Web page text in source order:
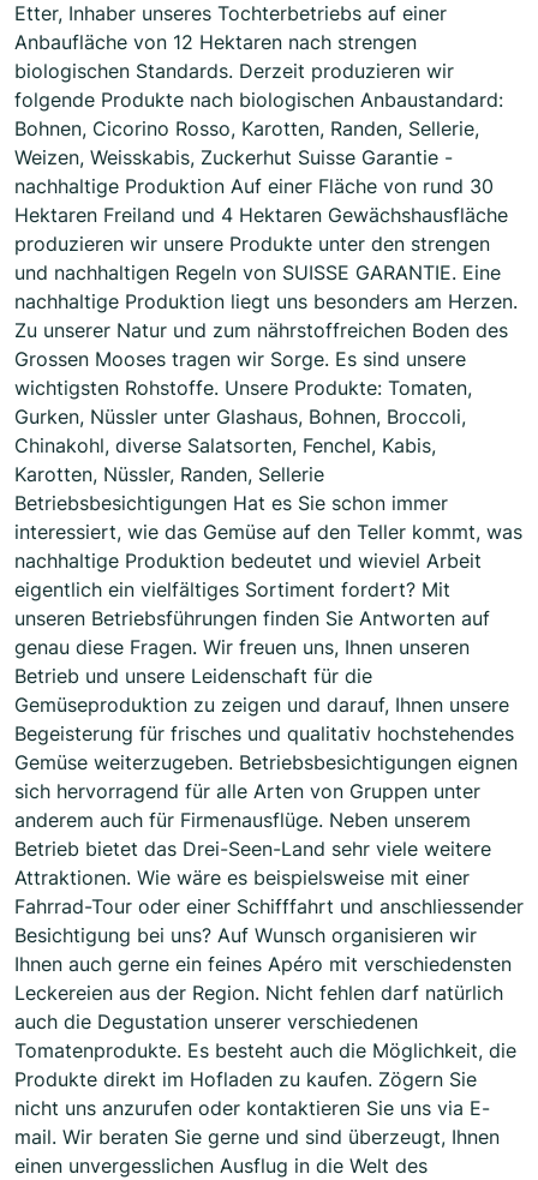
Etter, Inhaber unseres Tochterbetriebs auf einer
Anbaufläche von 12 Hektaren nach strengen
biologischen Standards. Derzeit produzieren wir
folgende Produkte nach biologischen Anbaustandard:
Bohnen, Cicorino Rosso, Karotten, Randen, Sellerie,
Weizen, Weisskabis, Zuckerhut Suisse Garantie -
nachhaltige Produktion Auf einer Fläche von rund 30
Hektaren Freiland und 4 Hektaren Gewächshausfläche
produzieren wir unsere Produkte unter den strengen
und nachhaltigen Regeln von SUISSE GARANTIE. Eine
nachhaltige Produktion liegt uns besonders am Herzen.
Zu unserer Natur und zum nährstoffreichen Boden des
Grossen Mooses tragen wir Sorge. Es sind unsere
wichtigsten Rohstoffe. Unsere Produkte: Tomaten,
Gurken, Nüssler unter Glashaus, Bohnen, Broccoli,
Chinakohl, diverse Salatsorten, Fenchel, Kabis,
Karotten, Nüssler, Randen, Sellerie
Betriebsbesichtigungen Hat es Sie schon immer
interessiert, wie das Gemüse auf den Teller kommt, was
nachhaltige Produktion bedeutet und wieviel Arbeit
eigentlich ein vielfältiges Sortiment fordert? Mit
unseren Betriebsführungen finden Sie Antworten auf
genau diese Fragen. Wir freuen uns, Ihnen unseren
Betrieb und unsere Leidenschaft für die
Gemüseproduktion zu zeigen und darauf, Ihnen unsere
Begeisterung für frisches und qualitativ hochstehendes
Gemüse weiterzugeben. Betriebsbesichtigungen eignen
sich hervorragend für alle Arten von Gruppen unter
anderem auch für Firmenausflüge. Neben unserem
Betrieb bietet das Drei-Seen-Land sehr viele weitere
Attraktionen. Wie wäre es beispielsweise mit einer
Fahrrad-Tour oder einer Schifffahrt und anschliessender
Besichtigung bei uns? Auf Wunsch organisieren wir
Ihnen auch gerne ein feines Apéro mit verschiedensten
Leckereien aus der Region. Nicht fehlen darf natürlich
auch die Degustation unserer verschiedenen
Tomatenprodukte. Es besteht auch die Möglichkeit, die
Produkte direkt im Hofladen zu kaufen. Zögern Sie
nicht uns anzurufen oder kontaktieren Sie uns via E-
mail. Wir beraten Sie gerne und sind überzeugt, Ihnen
einen unvergesslichen Ausflug in die Welt des